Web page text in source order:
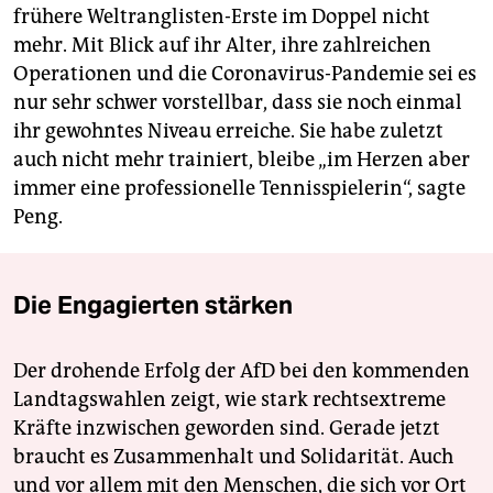
frühere Weltranglisten-Erste im Doppel nicht
mehr. Mit Blick auf ihr Alter, ihre zahlreichen
Operationen und die Coronavirus-Pandemie sei es
nur sehr schwer vorstellbar, dass sie noch einmal
ihr gewohntes Niveau erreiche. Sie habe zuletzt
auch nicht mehr trainiert, bleibe „im Herzen aber
immer eine professionelle Tennisspielerin“, sagte
Peng.
Die Engagierten stärken
Der drohende Erfolg der AfD bei den kommenden
Landtagswahlen zeigt, wie stark rechtsextreme
Kräfte inzwischen geworden sind. Gerade jetzt
braucht es Zusammenhalt und Solidarität. Auch
und vor allem mit den Menschen, die sich vor Ort